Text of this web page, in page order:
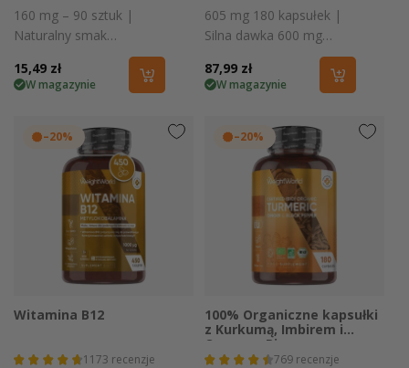
160 mg – 90 sztuk |
Naturalny smak
Cena
regularna
15,49 zł
W magazynie
605 mg 180 kapsułek |
Silna dawka 600 mg
organicznego proszku
Cena
regularna
87,99 zł
W magazynie
–20%
Witamina B12
1173 recenzje
–20%
100% Organiczne kapsułki
z Kurkumą, Imbirem i
Czarnym Pieprzem
769 recenzje